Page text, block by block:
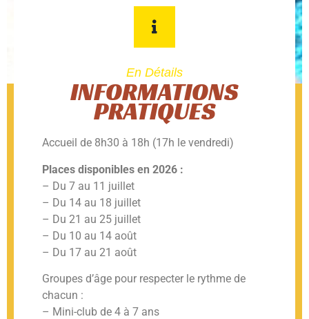
En Détails
INFORMATIONS
PRATIQUES
Accueil de 8h30 à 18h (17h le vendredi)
Places disponibles en 2026 :
– Du 7 au 11 juillet
– Du 14 au 18 juillet
– Du 21 au 25 juillet
– Du 10 au 14 août
– Du 17 au 21 août
Groupes d’âge pour respecter le rythme de
chacun :
– Mini-club de 4 à 7 ans